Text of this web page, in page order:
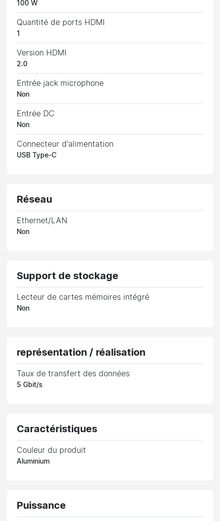
100 W
Quantité de ports HDMI
1
Version HDMI
2.0
Entrée jack microphone
Non
Entrée DC
Non
Connecteur d'alimentation
USB Type-C
Réseau
Ethernet/LAN
Non
Support de stockage
Lecteur de cartes mémoires intégré
Non
représentation / réalisation
Taux de transfert des données
5 Gbit/s
Caractéristiques
Couleur du produit
Aluminium
Puissance